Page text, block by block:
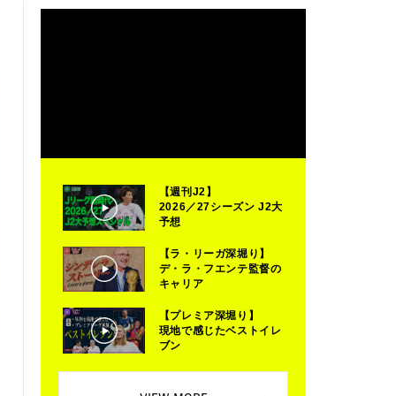
【週刊J2】
2026／27シーズン J2大
予想
【ラ・リーガ深堀り】
デ・ラ・フエンテ監督の
キャリア
【プレミア深堀り】
現地で感じたベストイレ
ブン